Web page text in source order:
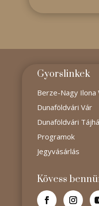
Gyorslinkek
Berze-Nagy Ilona
Dunaföldvári Vár
Dunaföldvári
Programok
Jegyvásárlás
Kövess